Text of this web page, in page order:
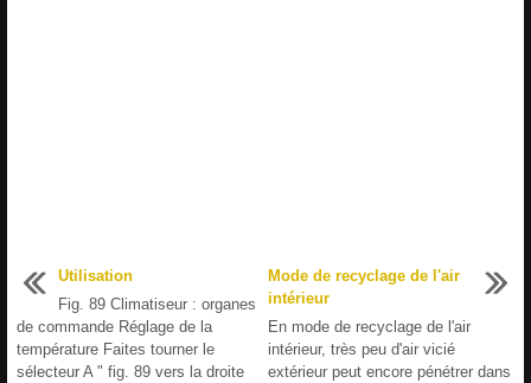
Utilisation
Fig. 89 Climatiseur : organes
de commande Réglage de la
température Faites tourner le
sélecteur A " fig. 89 vers la droite
Mode de recyclage de l'air
intérieur
En mode de recyclage de l'air
intérieur, très peu d'air vicié
extérieur peut encore pénétrer dans